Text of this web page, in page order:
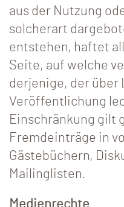
aus der Nutzung
solcherart
entstehen, haftet
Seite, auf welche
derjenige, der über
Veröffentlichung
Einschränkung gilt
Fremdeinträge in
Gästebüchern,
Mailinglisten.
Medienrechte